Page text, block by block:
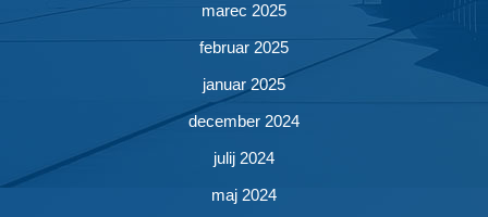
marec 2025
februar 2025
januar 2025
december 2024
julij 2024
maj 2024